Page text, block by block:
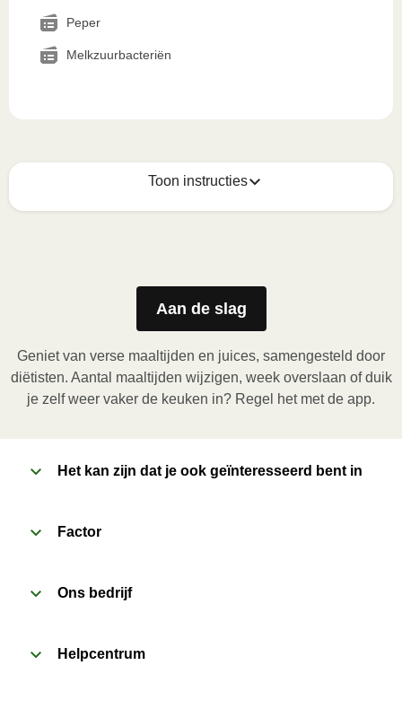
Peper
Melkzuurbacteriën
Toon instructies
Zo geniet je er op z'n best van
Magnetron (800W):
Verwijder de kartonnen sleeve en prik enkele gaatjes
in de folie. Plaats het bakje in de magnetron en
verwarm de maaltijd gedurende 3,5 minuten. Laat de
maaltijd daarna nog 1 minuut rusten voor het
verwijderen van de folie. Pas bij het openen op voor
sleeve en prik enkele gaatjes in de folie. Plaats het
daarna nog 1 minuut rusten voor het verwijderen van
Aan de slag
Geniet van verse maaltijden en juices, samengesteld door
diëtisten. Aantal maaltijden wijzigen, week overslaan of duik
je zelf weer vaker de keuken in? Regel het met de app.
Het kan zijn dat je ook geïnteresseerd bent in
Factor
Ons bedrijf
Helpcentrum